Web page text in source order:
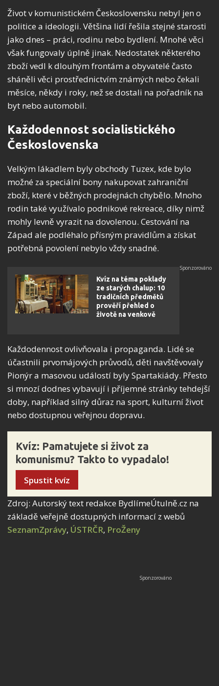
Život v komunistickém Československu nebyl jen o
politice a ideologii. Většina lidí řešila stejné starosti
jako dnes – práci, rodinu nebo bydlení. Mnohé věci
však fungovaly úplně jinak. Nedostatek některého
zboží vedl k dlouhým frontám a obyvatelé často
sháněli věci prostřednictvím známých nebo čekali
měsíce, někdy i roky, než se dostali na pořadník na
byt nebo automobil.
Každodennost socialistického
Československa
Velkým lákadlem byly obchody Tuzex, kde bylo
možné za speciální bony nakupovat zahraniční
zboží, které v běžných prodejnách chybělo. Mnoho
rodin také využívalo podnikové rekreace, díky nimž
mohly levně vyrazit na dovolenou. Cestování na
Západ ale podléhalo přísným pravidlům a získat
potřebná povolení nebylo vždy snadné.
Kvíz na téma poklady
ze starých chalup: 10
tradičních předmětů
prověří přehled o
životě na venkově
Každodennost ovlivňovala i propaganda. Lidé se
účastnili prvomájových průvodů, děti navštěvovaly
Pionýr a masovou událostí byly Spartakiády. Přesto
si mnozí dodnes vybavují i příjemné stránky tehdejší
doby, například silný důraz na sport, kulturní život
nebo dostupnou veřejnou dopravu.
Kvíz: Pamatujete si život za
komunismu? Takto to vypadalo!
Spustit kvíz
Zdroj: Autorský text redakce BydlímeÚtulně.cz na
základě veřejně dostupných informací z webů
SeznamZprávy, ÚSTRČR, ProŽeny